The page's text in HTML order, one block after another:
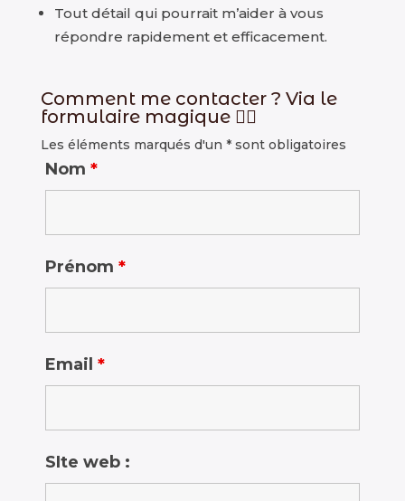
Tout détail qui pourrait m’aider à vous
répondre rapidement et efficacement.
Comment me contacter ? Via le
formulaire magique 👇🏻
Les éléments marqués d'un * sont obligatoires
Nom *
Prénom *
Email *
SIte web :